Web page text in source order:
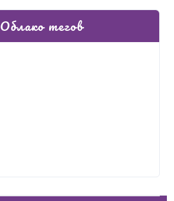
Облако тегов